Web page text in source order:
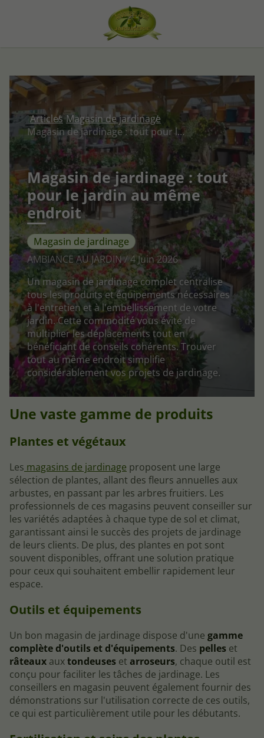
Articles Magasin de jardinage
Magasin de jardinage : tout pour le jardin au même endroit
Magasin de jardinage : tout
pour le jardin au même
endroit
Magasin de jardinage
AMBIANCE AU JARDIN / 4 Juin 2026
Un magasin de jardinage complet centralise
tous les produits et équipements nécessaires
à l'entretien et à l'embellissement de votre
jardin. Cette commodité vous évite de
multiplier les déplacements tout en
bénéficiant de conseils cohérents. Trouver
tout au même endroit simplifie
considérablement vos projets de jardinage.
Une vaste gamme de produits
Plantes et végétaux
Les magasins de jardinage proposent une large
sélection de plantes, allant des fleurs annuelles aux
arbustes, en passant par les arbres fruitiers. Les
professionnels de ces magasins peuvent conseiller sur
les variétés adaptées à chaque type de sol et climat,
garantissant ainsi le succès des projets de jardinage
de leurs clients. De plus, des plantes en pot sont
souvent disponibles, offrant une solution pratique
pour ceux qui souhaitent embellir rapidement leur
espace.
Outils et équipements
Un bon magasin de jardinage dispose d'une gamme
complète d'outils et d'équipements. Des pelles et
râteaux auxtondeuses et arroseurs, chaque outil est
conçu pour faciliter les tâches de jardinage. Les
conseillers en magasin peuvent également fournir des
démonstrations sur l'utilisation correcte de ces outils,
ce qui est particulièrement utile pour les débutants.